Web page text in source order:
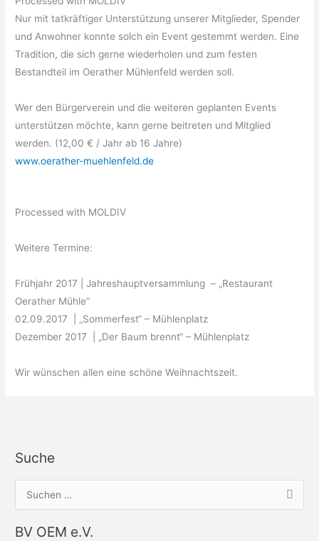
Nur mit tatkräftiger Unterstützung unserer Mitglieder, Spender
und Anwohner konnte solch ein Event gestemmt werden. Eine
Tradition, die sich gerne wiederholen und zum festen
Bestandteil im Oerather Mühlenfeld werden soll.
Wer den Bürgerverein und die weiteren geplanten Events
unterstützen möchte, kann gerne beitreten und Mitglied
werden. (12,00 € / Jahr ab 16 Jahre)
www.oerather-muehlenfeld.de
Processed with MOLDIV
Weitere Termine:
Frühjahr 2017 | Jahreshauptversammlung – „Restaurant
Oerather Mühle“
02.09.2017 | „Sommerfest“ – Mühlenplatz
Dezember 2017 | „Der Baum brennt“ – Mühlenplatz
Wir wünschen allen eine schöne Weihnachtszeit.
Suche
u
c
BV OEM e.V.